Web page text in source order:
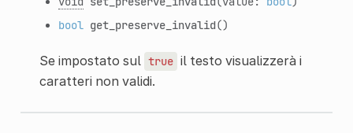
bool get_preserve_invalid()
Se impostato sul true il testo visualizzerà i
caratteri non validi.